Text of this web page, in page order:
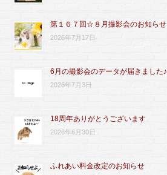
第１６７回☆８月撮影会のお知らせ
2026年7月17日
6月の撮影会のデータが届きました♪
2026年7月3日
18周年ありがとうございます
2026年6月30日
ふれあい料金改定のお知らせ